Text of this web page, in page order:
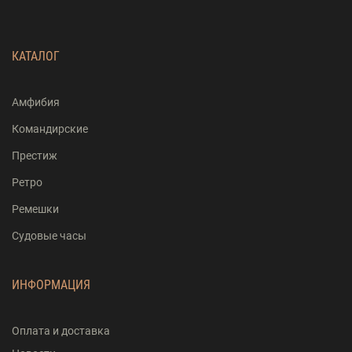
КАТАЛОГ
Амфибия
Командирские
Престиж
Ретро
Ремешки
Судовые часы
ИНФОРМАЦИЯ
Оплата и доставка